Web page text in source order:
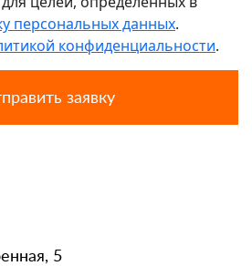
персональных данных.
конфиденциальности.
5